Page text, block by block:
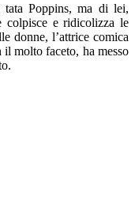
tata Poppins, ma di lei,
colpisce e ridicolizza le
donne, l’attrice comica
molto faceto, ha messo